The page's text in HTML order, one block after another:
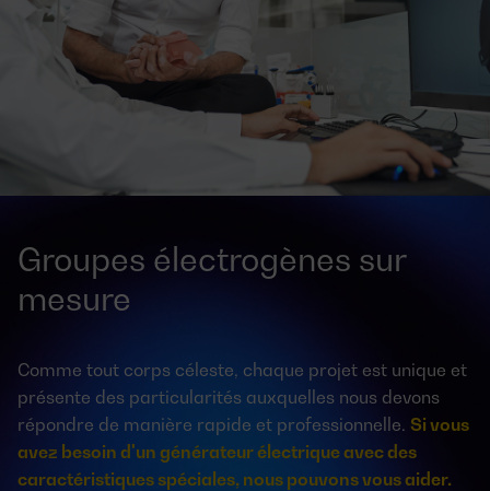
Groupes électrogènes sur
mesure
Comme tout corps céleste, chaque projet est unique et
présente des particularités auxquelles nous devons
répondre de manière rapide et professionnelle. Si vous
avez besoin d'un générateur électrique avec des
caractéristiques spéciales, nous pouvons vous aider.